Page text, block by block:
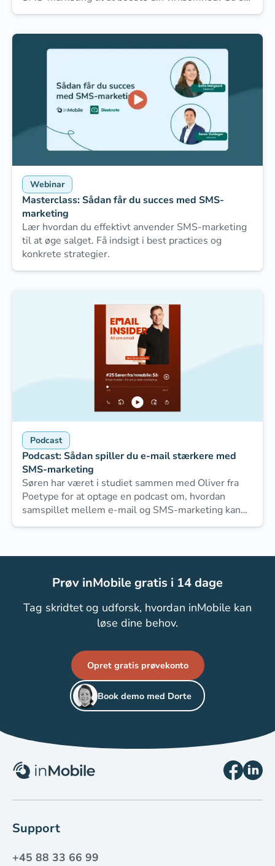
inMobiles nye e-bog noget for dig!
Webinar
Masterclass: Sådan får du succes med SMS-
marketing
Lær hvordan du effektivt anvender SMS-marketing
til at øge salget. Få indsigt i best practices og
konkrete strategier.
Podcast
Podcast: Sådan spiller du e-mail stærkere med
SMS-marketing
Søren har været i studiet sammen med Oliver fra
Poetype for at optage en podcast om, hvordan
samspillet mellem e-mail og SMS-marketing kan
løfte dine kommunikationsstrategi til nye højder.
Prøv inMobile gratis i 14 dage
Tag skridtet og udforsk, hvordan inMobile kan
løse dine behov.
Opret gratis prøvekonto
Book demo med Dorte
Support
+45 88 33 66 99